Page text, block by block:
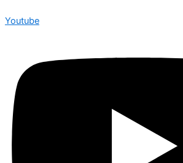
Youtube